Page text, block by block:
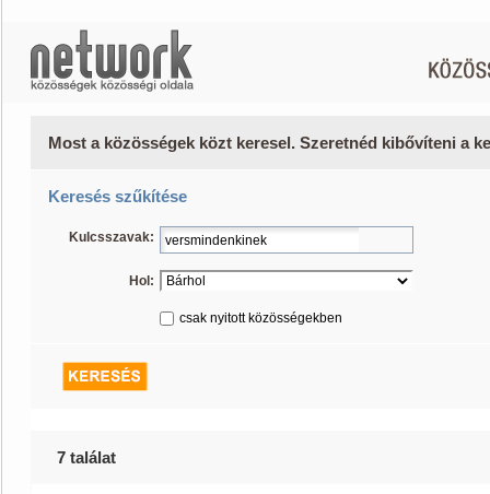
Most a közösségek közt keresel. Szeretnéd kibővíteni a
Keresés szűkítése
Kulcsszavak:
Hol:
csak nyitott közösségekben
7 találat